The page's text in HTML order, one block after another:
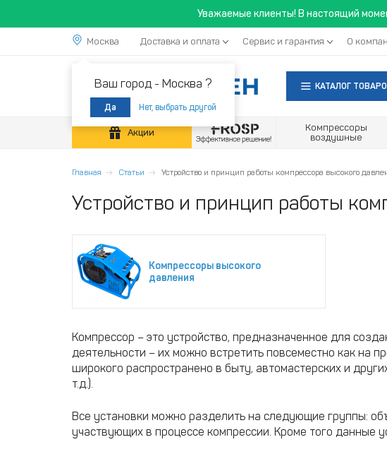
Уважаемые клиенты! В настоящий
Москва
Ваш город - Москва ?
Да Нет, выбрать другой
Доставка и оплата Сервис и гарантия О
КАТАЛОГ
Акции
Компрессоры
воздушные
Главная Статьи Устройство и принцип работы компрессора высокого
Устройство и принцип работы
Компрессоры высокого
давления
Компрессор – это устройство, предназначенное для
деятельности – их можно встретить повсеместно как на
широкого распространено в быту, автомастерских и
т.д.).
Все установки можно разделить на следующие группы:
участвующих в процессе компрессии. Кроме того данные